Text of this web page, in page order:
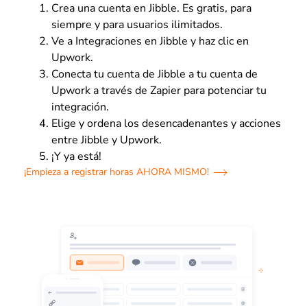
Crea una cuenta en Jibble. Es gratis, para
siempre y para usuarios ilimitados.
Ve a Integraciones en Jibble y haz clic en
Upwork.
Conecta tu cuenta de Jibble a tu cuenta de
Upwork a través de Zapier para potenciar tu
integración.
Elige y ordena los desencadenantes y acciones
entre Jibble y Upwork.
¡Y ya está!
¡Empieza a registrar horas AHORA MISMO!